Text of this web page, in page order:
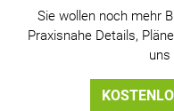
Sie wollen noch mehr
Praxisnahe Details,
uns